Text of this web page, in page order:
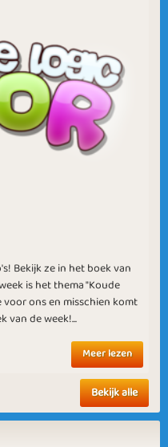
Daffodil
Winter Games
Bekijk ze in het boek van
is het thema "Koude
ons en misschien komt
van de week!...
Meer lezen
Bekijk alle